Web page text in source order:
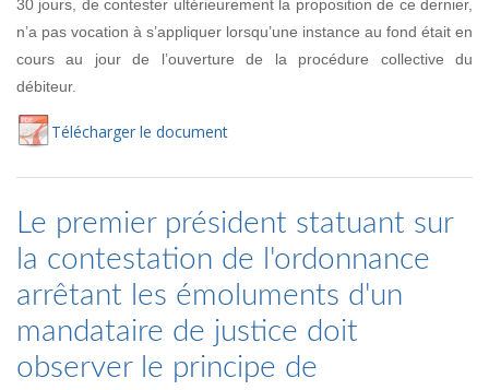
30 jours, de contester ultérieurement la proposition de ce dernier,
n’a pas vocation à s’appliquer lorsqu’une instance au fond était en
cours au jour de l’ouverture de la procédure collective du
débiteur.
Télécharger le document
Le premier président statuant sur
la contestation de l'ordonnance
arrêtant les émoluments d'un
mandataire de justice doit
observer le principe de